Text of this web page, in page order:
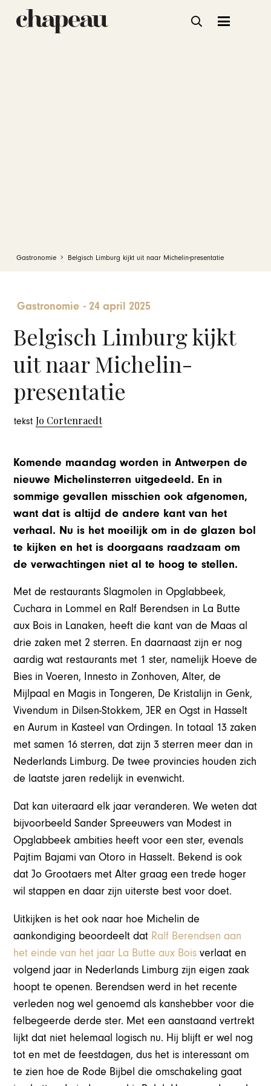
Gastronomie Belgisch Limburg kijkt uit naar Michelin-presentatie
Gastronomie -24 april 2025
Belgisch Limburg kijkt
uit naar Michelin-
presentatie
tekstJo Cortenraedt
Komende maandag worden in Antwerpen de
nieuwe Michelinsterren uitgedeeld. En in
sommige gevallen misschien ook afgenomen,
want dat is altijd de andere kant van het
verhaal. Nu is het moeilijk om in de glazen bol
te kijken en het is doorgaans raadzaam om
de verwachtingen niet al te hoog te stellen.
Met de restaurants Slagmolen in Opglabbeek,
Cuchara in Lommel en Ralf Berendsen in La Butte
aux Bois in Lanaken, heeft die kant van de Maas al
drie zaken met 2 sterren. En daarnaast zijn er nog
aardig wat restaurants met 1 ster, namelijk Hoeve de
Bies in Voeren, Innesto in Zonhoven, Alter, de
Mijlpaal en Magis in Tongeren, De Kristalijn in Genk,
Vivendum in Dilsen-Stokkem, JER en Ogst in Hasselt
en Aurum in Kasteel van Ordingen. In totaal 13 zaken
met samen 16 sterren, dat zijn 3 sterren meer dan in
Nederlands Limburg. De twee provincies houden zich
de laatste jaren redelijk in evenwicht.
Dat kan uiteraard elk jaar veranderen. We weten dat
bijvoorbeeld Sander Spreeuwers van Modest in
Opglabbeek ambities heeft voor een ster, evenals
Pajtim Bajami van Otoro in Hasselt. Bekend is ook
dat Jo Grootaers met Alter graag een trede hoger
wil stappen en daar zijn uiterste best voor doet.
Uitkijken is het ook naar hoe Michelin de
aankondiging beoordeelt dat Ralf Berendsen aan
het einde van het jaar La Butte aux Bois verlaat en
volgend jaar in Nederlands Limburg zijn eigen zaak
hoopt te openen. Berendsen werd in het recente
verleden nog wel genoemd als kanshebber voor die
felbegeerde derde ster. Met een aanstaand vertrekt
lijkt dat niet helemaal logisch nu. Hij blijft er wel nog
tot en met de feestdagen, dus het is interessant om
te zien hoe de Rode Bijbel die omschakeling gaat